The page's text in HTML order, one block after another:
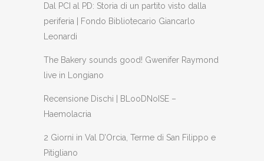
Dal PCI al PD: Storia di un partito visto dalla
periferia | Fondo Bibliotecario Giancarlo
Leonardi
The Bakery sounds good! Gwenifer Raymond
live in Longiano
Recensione Dischi | BLooDNoISE –
Haemolacria
2 Giorni in Val D’Orcia, Terme di San Filippo e
Pitigliano